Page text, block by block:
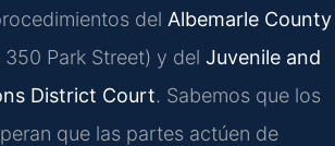
del Albemarle County
350 Park Street) y del Juvenile and
District Court. Sabemos que los
que las partes actúen de